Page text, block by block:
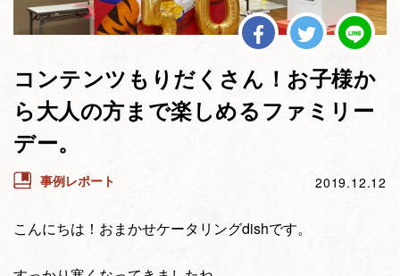
コンテンツもりだくさん！お子様か
ら大人の方まで楽しめるファミリー
デー。
事例レポート 2019.12.12
こんにちは！おまかせケータリングdishです。